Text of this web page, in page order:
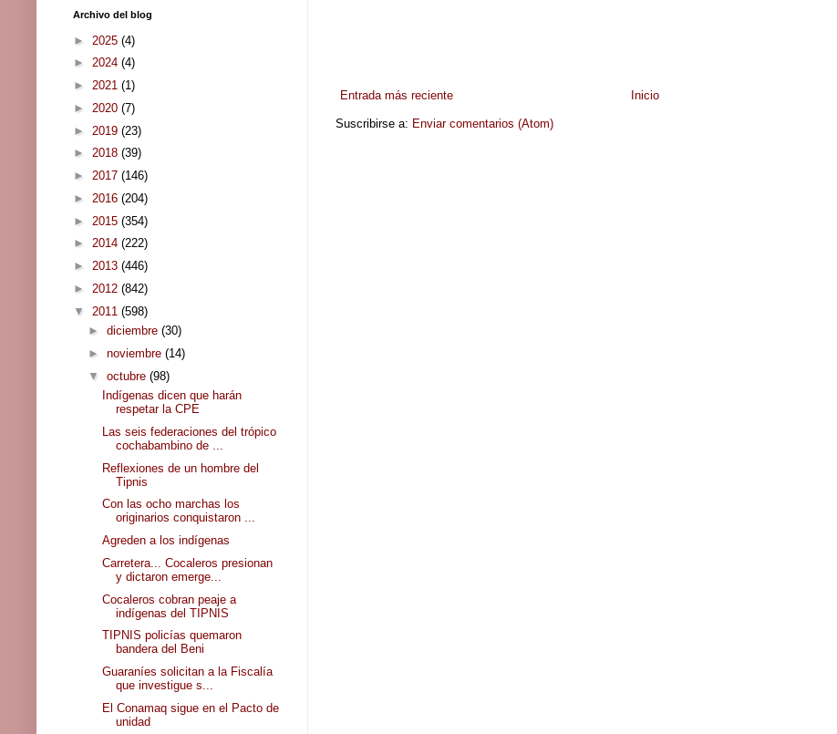
Entrada más reciente Inicio
Suscribirse a: Enviar comentarios (Atom)
Archivo del blog
► 2025 (4)
► 2024 (4)
► 2021 (1)
► 2020 (7)
► 2019 (23)
► 2018 (39)
► 2017 (146)
► 2016 (204)
► 2015 (354)
► 2014 (222)
► 2013 (446)
► 2012 (842)
▼ 2011 (598)
► diciembre (30)
► noviembre (14)
▼ octubre (98)
Indígenas dicen que harán
respetar la CPE
Las seis federaciones del trópico
cochabambino de ...
Reflexiones de un hombre del
Tipnis
Con las ocho marchas los
originarios conquistaron ...
Agreden a los indígenas
Carretera... Cocaleros presionan
y dictaron emerge...
Cocaleros cobran peaje a
indígenas del TIPNIS
TIPNIS policías quemaron
bandera del Beni
Guaraníes solicitan a la Fiscalía
que investigue s...
El Conamaq sigue en el Pacto de
unidad